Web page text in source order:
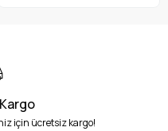
için ücretsiz kargo!